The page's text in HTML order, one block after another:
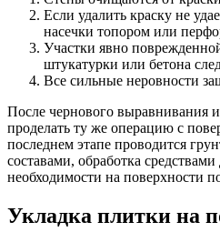
Если удалить краску не
насечки топором или
Участки явно
штукатурки или бетона
Все сильные неровности
После чернового выравнивания
проделать ту же операцию с
последнем этапе проводится
составами, обработка
необходимости на поверхности
Укладка плитки на